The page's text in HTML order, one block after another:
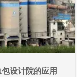
设计院的应用